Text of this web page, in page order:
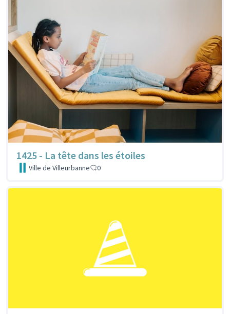
1425 - La tête dans les étoiles
Ville de Villeurbanne 0